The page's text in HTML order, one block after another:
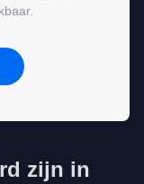
zijn in